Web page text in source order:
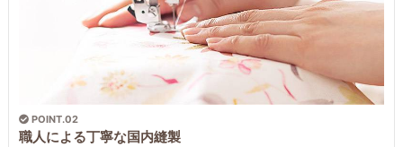
POINT.02
職人による丁寧な国内縫製